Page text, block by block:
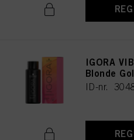
IGORA
Blonde
ID-nr.